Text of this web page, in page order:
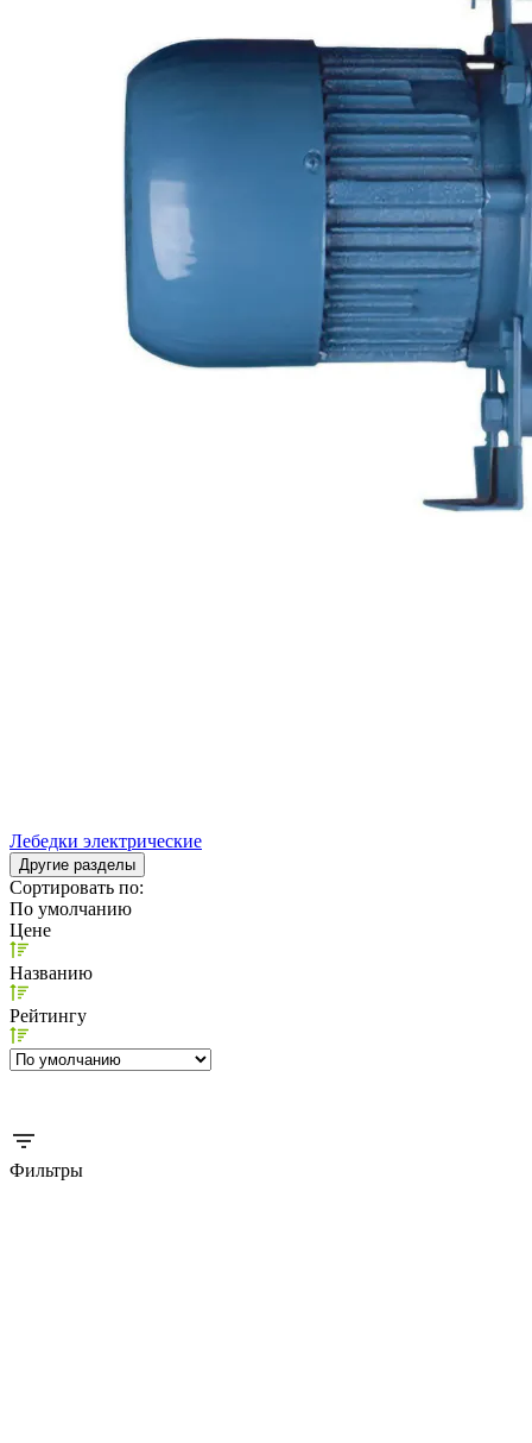
Лебедки электрические
Другие разделы
Сортировать по:
По умолчанию
Цене
Названию
Рейтингу
Фильтры